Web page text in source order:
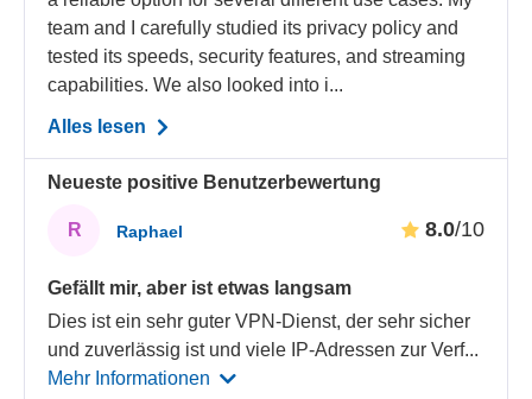
team and I carefully studied its privacy policy and
tested its speeds, security features, and streaming
capabilities. We also looked into i...
Alles lesen
Neueste positive Benutzerbewertung
R Raphael 8.0/10
Gefällt mir, aber ist etwas langsam
Dies ist ein sehr guter VPN-Dienst, der sehr sicher
und zuverlässig ist und viele IP-Adressen zur Verf...
Mehr Informationen